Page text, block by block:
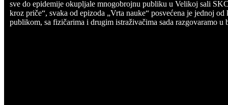
sve do epidemije okupljale mnogobrojnu publiku u Velikoj sali
kroz priče“, svaka od epizoda „Vrta nauke“ posvećena je jednoj
publikom, sa fizičarima i drugim istraživačima sada razgovaramo